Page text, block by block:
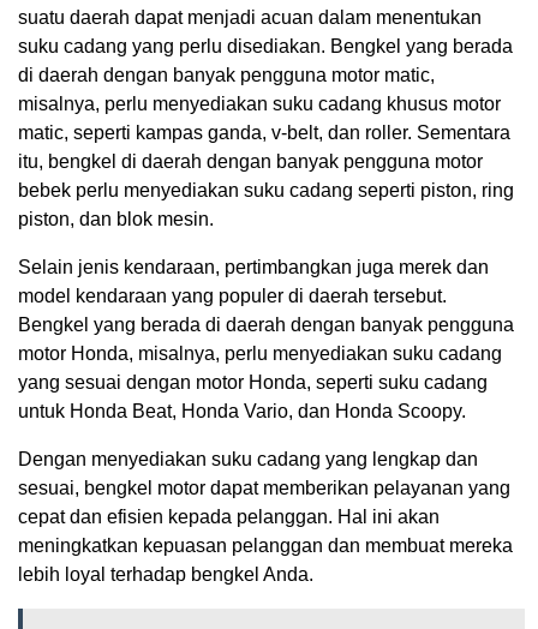
suatu daerah dapat menjadi acuan dalam menentukan
suku cadang yang perlu disediakan. Bengkel yang berada
di daerah dengan banyak pengguna motor matic,
misalnya, perlu menyediakan suku cadang khusus motor
matic, seperti kampas ganda, v-belt, dan roller. Sementara
itu, bengkel di daerah dengan banyak pengguna motor
bebek perlu menyediakan suku cadang seperti piston, ring
piston, dan blok mesin.
Selain jenis kendaraan, pertimbangkan juga merek dan
model kendaraan yang populer di daerah tersebut.
Bengkel yang berada di daerah dengan banyak pengguna
motor Honda, misalnya, perlu menyediakan suku cadang
yang sesuai dengan motor Honda, seperti suku cadang
untuk Honda Beat, Honda Vario, dan Honda Scoopy.
Dengan menyediakan suku cadang yang lengkap dan
sesuai, bengkel motor dapat memberikan pelayanan yang
cepat dan efisien kepada pelanggan. Hal ini akan
meningkatkan kepuasan pelanggan dan membuat mereka
lebih loyal terhadap bengkel Anda.